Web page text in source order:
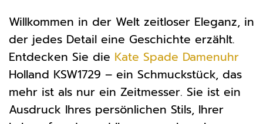
Willkommen in der Welt zeitloser Eleganz, in
der jedes Detail eine Geschichte erzählt.
Entdecken Sie die Kate Spade Damenuhr
Holland KSW1729 – ein Schmuckstück, das
mehr ist als nur ein Zeitmesser. Sie ist ein
Ausdruck Ihres persönlichen Stils, Ihrer